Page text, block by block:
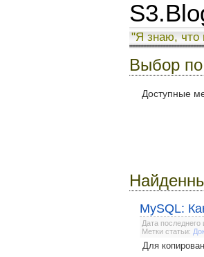
"Я знаю, что
Выбор
Доступные
MySQL:
Дата
Метки статьи:
Для